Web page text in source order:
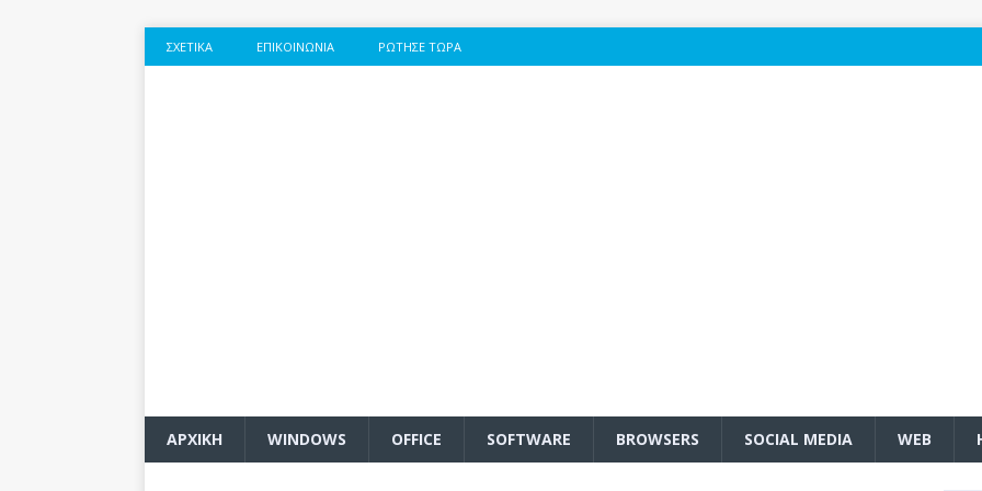
ΣΧΕΤΙΚΆ ΕΠΙΚΟΙΝΩΝΊΑ ΡΏΤΗΣΕ ΤΏΡΑ
ΑΡΧΙΚΗ WINDOWS OFFICE SOFTWARE BROWSERS SOCIAL MEDIA WEB